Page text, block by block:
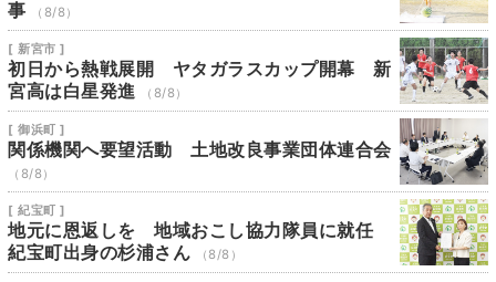
事
（8/8）
[ 新宮市 ]
初日から熱戦展開 ヤタガラスカップ開幕 新
宮高は白星発進
（8/8）
[ 御浜町 ]
関係機関へ要望活動 土地改良事業団体連合会
（8/8）
[ 紀宝町 ]
地元に恩返しを 地域おこし協力隊員に就任
紀宝町出身の杉浦さん
（8/8）